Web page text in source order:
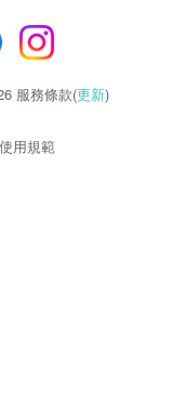
服務條款(更新)
用規範